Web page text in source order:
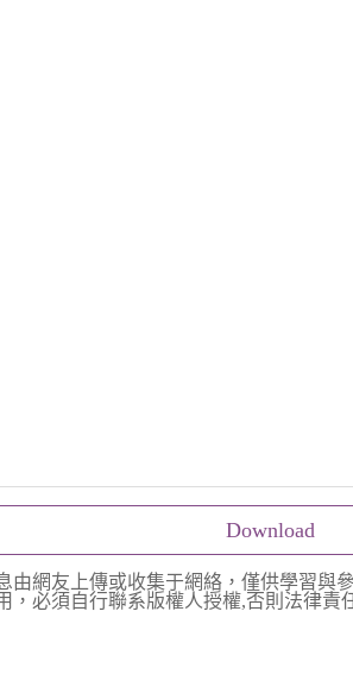
Download
由網友上傳或收集于網絡，僅供學習與
，必須自行聯系版權人授權,否則法律責